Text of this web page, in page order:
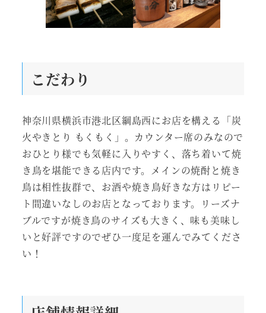
こだわり
神奈川県横浜市港北区綱島西にお店を構える「炭
火やきとり もくもく」。カウンター席のみなので
おひとり様でも気軽に入りやすく、落ち着いて焼
き鳥を堪能できる店内です。メインの焼酎と焼き
鳥は相性抜群で、お酒や焼き鳥好きな方はリピー
ト間違いなしのお店となっております。リーズナ
ブルですが焼き鳥のサイズも大きく、味も美味し
いと好評ですのでぜひ一度足を運んでみてくださ
い！